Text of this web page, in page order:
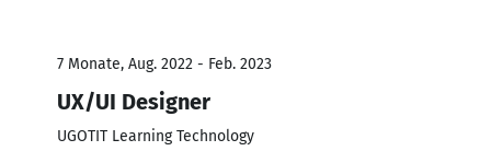
7 Monate, Aug. 2022 - Feb. 2023
UX/UI Designer
UGOTIT Learning Technology